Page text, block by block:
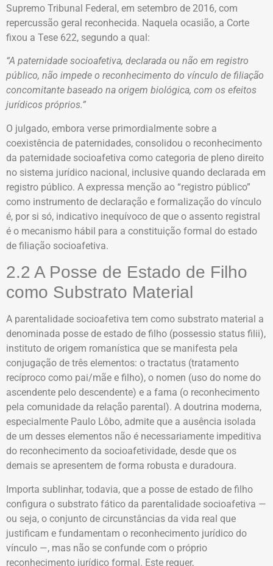
Supremo Tribunal Federal, em setembro de 2016, com
repercussão geral reconhecida. Naquela ocasião, a Corte
fixou a Tese 622, segundo a qual:
“A paternidade socioafetiva, declarada ou não em registro
público, não impede o reconhecimento do vínculo de filiação
concomitante baseado na origem biológica, com os efeitos
jurídicos próprios.”
O julgado, embora verse primordialmente sobre a
coexistência de paternidades, consolidou o reconhecimento
da paternidade socioafetiva como categoria de pleno direito
no sistema jurídico nacional, inclusive quando declarada em
registro público. A expressa menção ao “registro público”
como instrumento de declaração e formalização do vínculo
é, por si só, indicativo inequívoco de que o assento registral
é o mecanismo hábil para a constituição formal do estado
de filiação socioafetiva.
2.2 A Posse de Estado de Filho
como Substrato Material
A parentalidade socioafetiva tem como substrato material a
denominada posse de estado de filho (possessio status filii),
instituto de origem romanística que se manifesta pela
conjugação de três elementos: o tractatus (tratamento
recíproco como pai/mãe e filho), o nomen (uso do nome do
ascendente pelo descendente) e a fama (o reconhecimento
pela comunidade da relação parental). A doutrina moderna,
especialmente Paulo Lôbo, admite que a ausência isolada
de um desses elementos não é necessariamente impeditiva
do reconhecimento da socioafetividade, desde que os
demais se apresentem de forma robusta e duradoura.
Importa sublinhar, todavia, que a posse de estado de filho
configura o substrato fático da parentalidade socioafetiva —
ou seja, o conjunto de circunstâncias da vida real que
justificam e fundamentam o reconhecimento jurídico do
vínculo —, mas não se confunde com o próprio
reconhecimento jurídico formal. Este requer,